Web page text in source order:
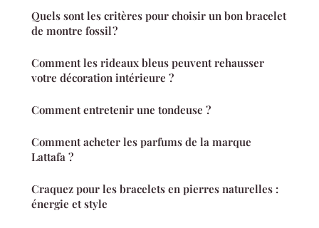
Quels sont les critères pour choisir un bon bracelet
de montre fossil ?
Comment les rideaux bleus peuvent rehausser
votre décoration intérieure ?
Comment entretenir une tondeuse ?
Comment acheter les parfums de la marque
Lattafa ?
Craquez pour les bracelets en pierres naturelles :
énergie et style